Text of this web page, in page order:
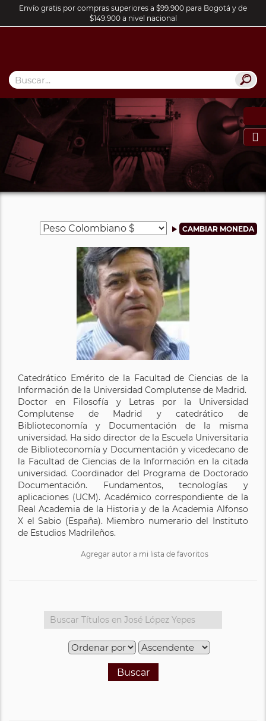
Envío gratis por compras superiores a $99.900 para Bogotá y de
$149.900 a nivel nacional

Catedrático Emérito de la Facultad de Ciencias de la
Información de la Universidad Complutense de Madrid.
Doctor en Filosofía y Letras por la Universidad
Complutense de Madrid y catedrático de
Biblioteconomía y Documentación de la misma
universidad. Ha sido director de la Escuela Universitaria
de Biblioteconomía y Documentación y vicedecano de
la Facultad de Ciencias de la Información en la citada
universidad. Coordinador del Programa de Doctorado
Documentación. Fundamentos, tecnologías y
aplicaciones (UCM). Académico correspondiente de la
Real Academia de la Historia y de la Academia Alfonso
X el Sabio (España). Miembro numerario del Instituto
de Estudios Madrileños.
Agregar autor a mi lista de favoritos
Buscar